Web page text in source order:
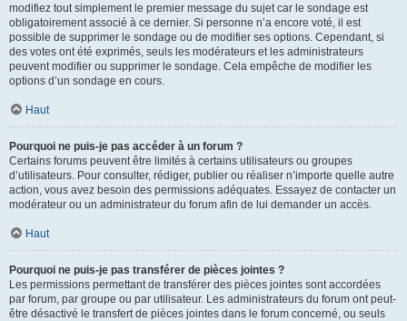
modifiez tout simplement le premier message du sujet car le sondage est
obligatoirement associé à ce dernier. Si personne n’a encore voté, il est
possible de supprimer le sondage ou de modifier ses options. Cependant, si
des votes ont été exprimés, seuls les modérateurs et les administrateurs
peuvent modifier ou supprimer le sondage. Cela empêche de modifier les
options d’un sondage en cours.
Haut
Pourquoi ne puis-je pas accéder à un forum ?
Certains forums peuvent être limités à certains utilisateurs ou groupes
d’utilisateurs. Pour consulter, rédiger, publier ou réaliser n’importe quelle autre
action, vous avez besoin des permissions adéquates. Essayez de contacter un
modérateur ou un administrateur du forum afin de lui demander un accès.
Haut
Pourquoi ne puis-je pas transférer de pièces jointes ?
Les permissions permettant de transférer des pièces jointes sont accordées
par forum, par groupe ou par utilisateur. Les administrateurs du forum ont peut-
être désactivé le transfert de pièces jointes dans le forum concerné, ou seuls